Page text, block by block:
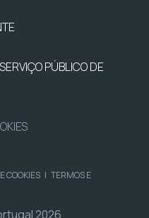
PÚBLICO DE
COOKIES | TERMOS E
2026